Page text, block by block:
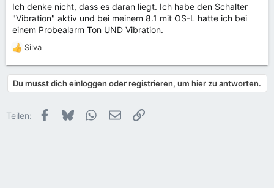
Ich denke nicht, dass es daran liegt. Ich habe den Schalter
"Vibration" aktiv und bei meinem 8.1 mit OS-L hatte ich bei
einem Probealarm Ton UND Vibration.
R
a
k
o
Silva
Du musst dich einloggen oder registrieren, um hier zu antworten.
Teilen: Facebook
Bluesky WhatsApp
E-MailLink